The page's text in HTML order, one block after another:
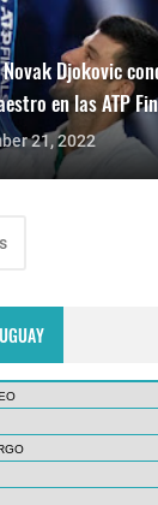
Djokovic
en las ATP
21, 2022